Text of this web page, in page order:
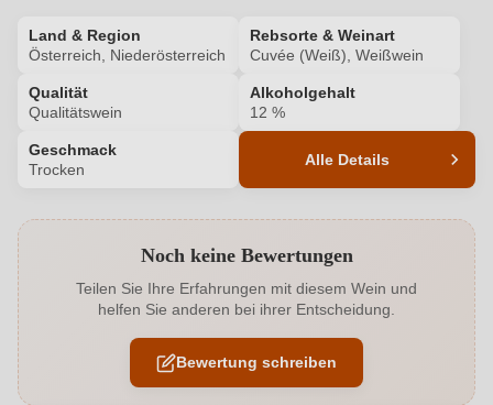
Land & Region
Österreich, Niederösterreich
Rebsorte & Weinart
Cuvée (Weiß), Weißwein
Qualität
Qualitätswein
Alkoholgehalt
12 %
Geschmack
Trocken
Alle Details
Alkoholgehalt in % 12 %
Allergene Enthält Sulfite
Ausbau Edelstahltank
Noch keine Bewertungen
Teilen Sie Ihre Erfahrungen mit diesem Wein und
helfen Sie anderen bei ihrer Entscheidung.
Bewertung schreiben